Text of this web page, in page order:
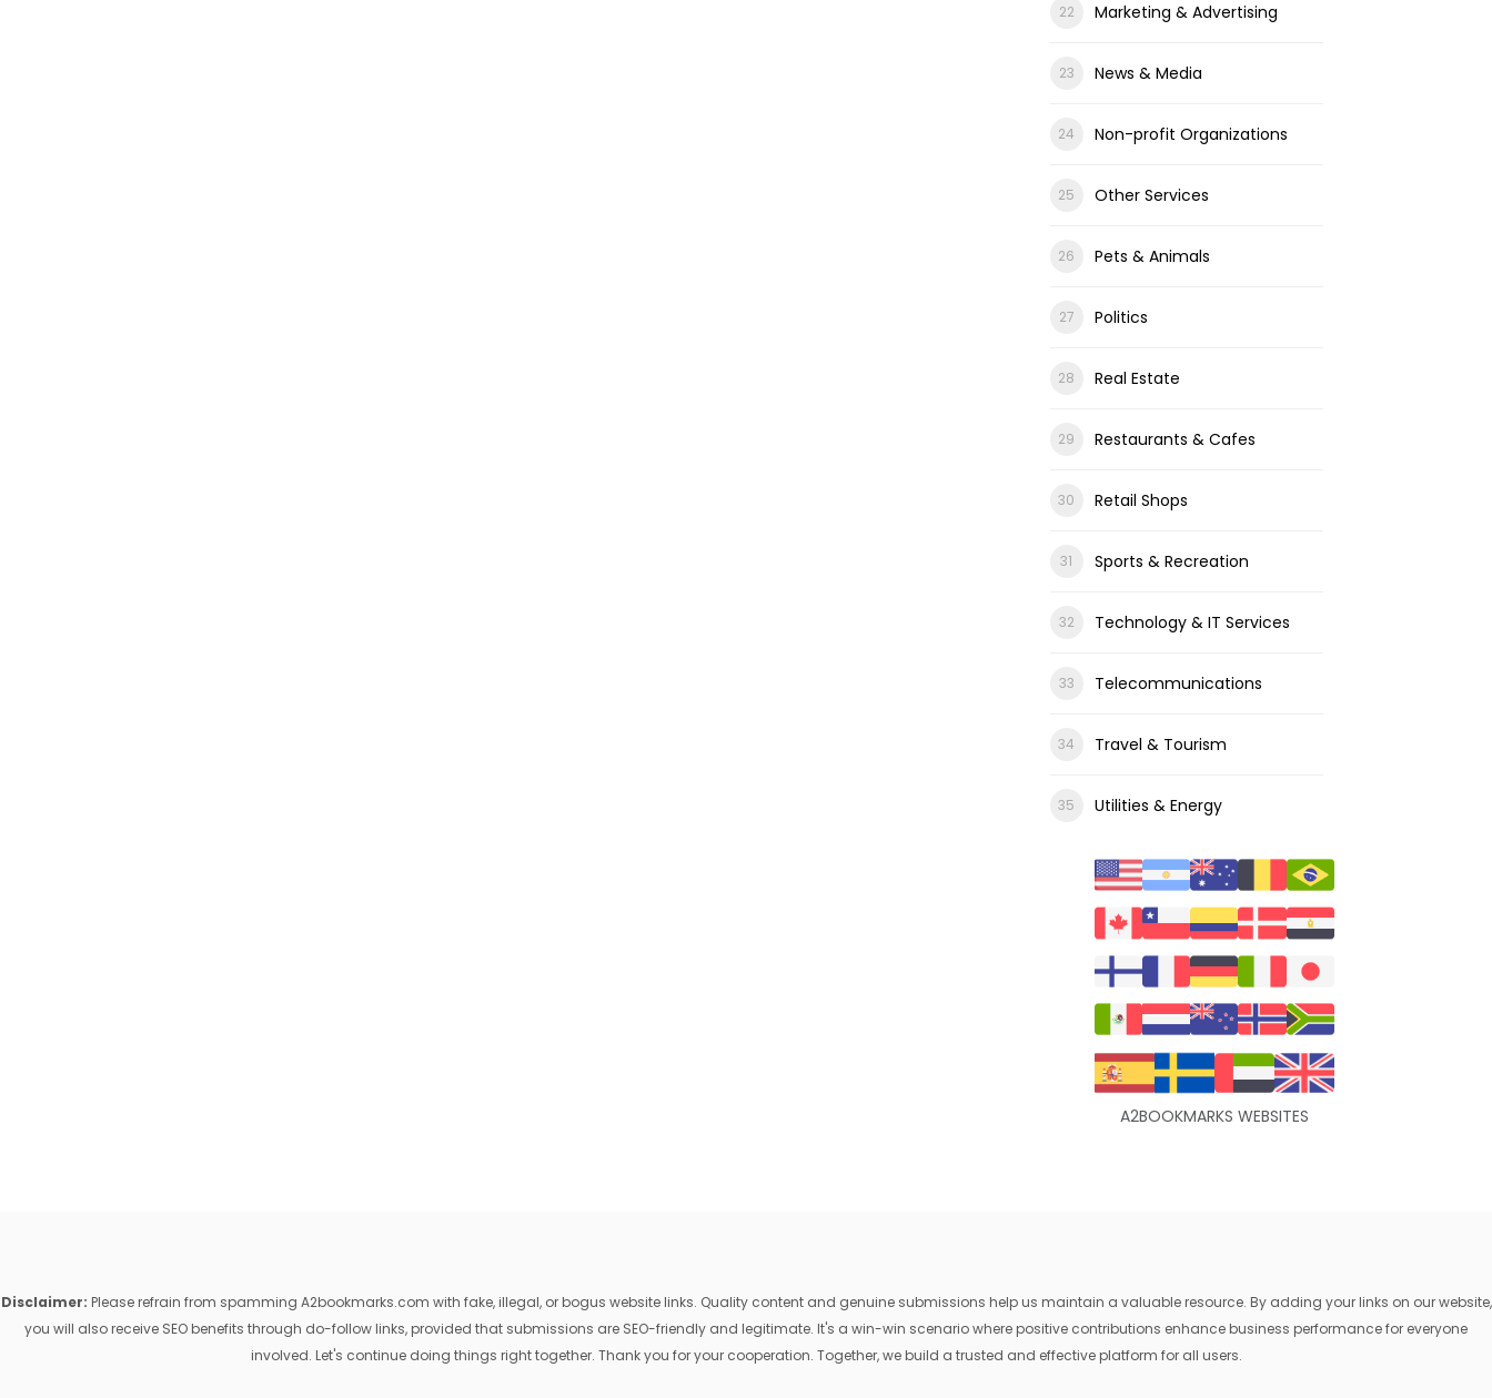
Marketing & Advertising
News & Media
Non-profit Organizations
Other Services
Pets & Animals
Politics
Real Estate
Restaurants & Cafes
Retail Shops
Sports & Recreation
Technology & IT Services
Telecommunications
Travel & Tourism
Utilities & Energy
A2BOOKMARKS WEBSITES
Disclaimer: Please refrain from spamming A2bookmarks.com with fake, illegal, or bogus website links. Quality content and genuine submissions help us maintain a valuable resource. By adding your links on our website,
you will also receive SEO benefits through do-follow links, provided that submissions are SEO-friendly and legitimate. It's a win-win scenario where positive contributions enhance business performance for everyone
involved. Let's continue doing things right together. Thank you for your cooperation. Together, we build a trusted and effective platform for all users.